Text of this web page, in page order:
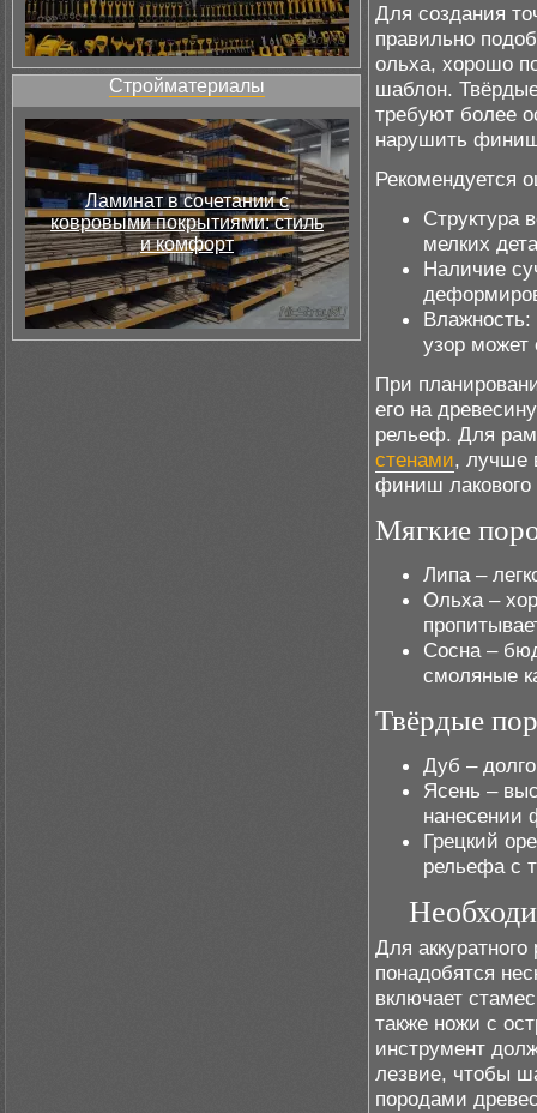
Стройматериалы
Ламинат в сочетании с
ковровыми покрытиями: стиль
и комфорт
Для создания
правильно
ольха, хорошо
шаблон.
требуют более
нарушить
Рекомендуется
Структура
мелких
Наличие
Влажность:
узор может
При
его на
рельеф. Для
стенами, лучше
финиш лакового
Мягкие
Липа –
Ольха –
Сосна –
смоляные
Твёрдые
Дуб –
Ясень –
нанесении
Грецкий
рельефа с
Для
понадобятся
включает
также ножи с
инструмент
лезвие, чтобы
породами